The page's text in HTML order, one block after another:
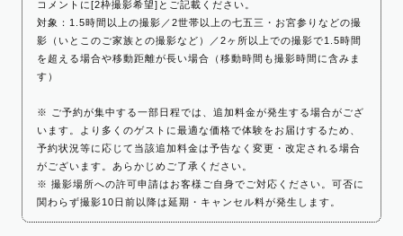
コメントに[2枠撮影希望]とご記載ください。
対象：1.5時間以上の撮影／2世帯以上の七五三・お宮参りなどの撮
影（いとこのご家族との撮影など）／2ヶ所以上での撮影で1.5時間
を超える場合や移動距離が長い場合（移動時間も撮影時間に含みま
す）
※ ご予約が集中する一部日程では、追加料金が発生する場合がござ
います。より多くのゲストに最適な価格で体験をお届けするため、
予約状況等に応じて当該追加料金は予告なく変更・改定される場合
がございます。あらかじめご了承ください。
※ 撮影場所への許可申請はお客様ご自身でご対応ください。可否に
関わらず撮影10日前以降は延期・キャンセル料が発生します。